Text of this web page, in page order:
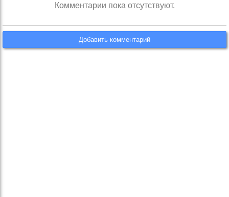
Комментарии пока отсутствуют.
Добавить комментарий